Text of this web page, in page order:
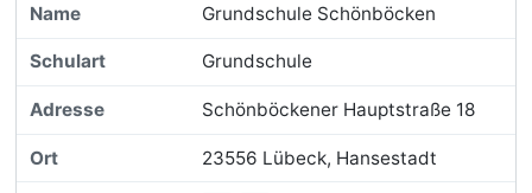
Grundschule Schönböcken
Grundschule
Schönböckener Hauptstraße 18
23556 Lübeck, Hansestadt